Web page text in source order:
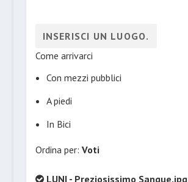
Come arrivarci
Con mezzi pubblici
A piedi
In Bici
Ordina per: Voti
LUNI - Preziosissimo Sangue.jpg